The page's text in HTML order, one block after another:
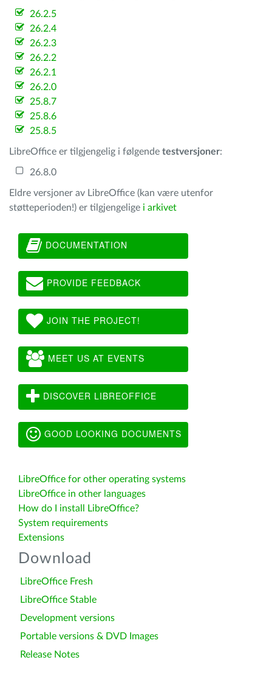
26.2.5
26.2.4
26.2.3
26.2.2
26.2.1
26.2.0
25.8.7
25.8.6
25.8.5
LibreOffice er tilgjengelig i følgende testversjoner:
26.8.0
Eldre versjoner av LibreOffice (kan være utenfor
støtteperioden!) er tilgjengelige i arkivet
DOCUMENTATION
PROVIDE FEEDBACK
JOIN THE PROJECT!
MEET US AT EVENTS
DISCOVER LIBREOFFICE
GOOD LOOKING DOCUMENTS
LibreOffice for other operating systems
LibreOffice in other languages
How do I install LibreOffice?
System requirements
Extensions
Download
LibreOffice Fresh
LibreOffice Stable
Development versions
Portable versions & DVD Images
Release Notes